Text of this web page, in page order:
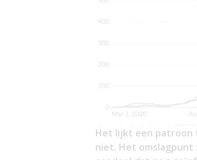
Het lijkt een patroon
niet. Het